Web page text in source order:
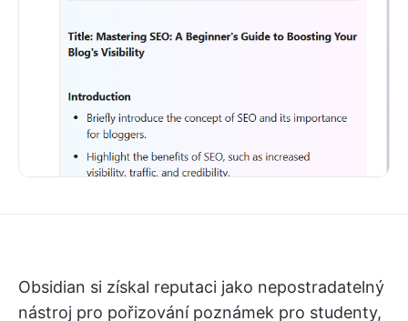
Obsidian si získal reputaci jako nepostradatelný
nástroj pro pořizování poznámek pro studenty,